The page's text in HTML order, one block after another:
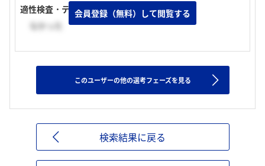
適性検査・テストの有無
なかった
会員登録（無料）して閲覧する
このユーザーの他の選考フェーズを見る
検索結果に戻る